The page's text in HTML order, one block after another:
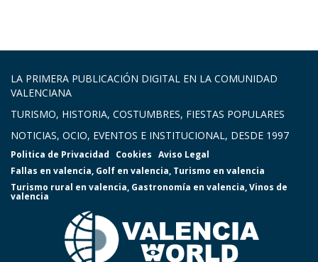
LA PRIMERA PUBLICACIÓN DIGITAL EN LA COMUNIDAD
VALENCIANA
TURISMO, HISTORIA, COSTUMBRES, FIESTAS POPULARES
NOTICIAS, OCIO, EVENTOS E INSTITUCIONAL, DESDE 1997
Politica de Privacidad Cookies Aviso Legal
Fallas en valencia, Golf en valencia, Turismo en valencia
Turismo rural en valencia, Gastronomía en valencia,Vinos de
valencia